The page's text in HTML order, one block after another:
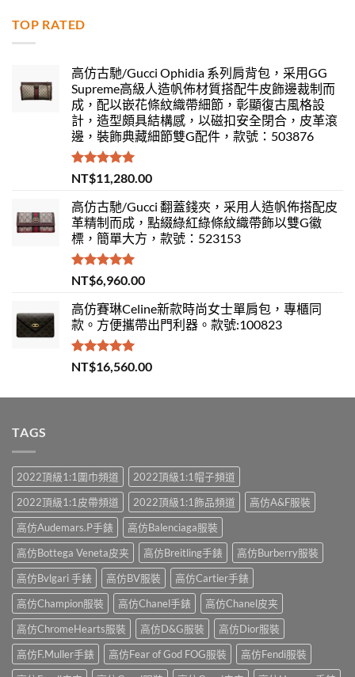
TOP RATED
高仿古馳/Gucci Ophidia 系列肩背包，采用GG
Supreme高級人造帆佈材質搭配牛皮飾邊裁制而
成，配以嵌花條紋織帶細節，彰顯復古風格設
計，造型頗具結構感，以磁扣安全閉合，皮革滾
邊，裝飾典藏細節雙G配件，款號：503876
評分5.00
滿分 5
NT$11,280.00
高仿古馳/Gucci 翻蓋錢夾，采用人造帆佈搭配皮
革精制而成，點綴綠紅綠條紋織帶飾以雙G徽
標，簡單大方，款號：523153
評分 5.00
滿分 5
NT$6,960.00
高仿賽琳Celine新款時尚女士單肩包，專櫃同
款。方便攜帶出門利器。款號:100823
評分5.00
滿分 5
NT$16,560.00
TAGS
2022頂級1:1圍巾頻道
2022頂級1:1帽子頻道
2022頂級1:1皮帶頻道
2022頂級1:1飾品頻道
高仿A&F服裝
高仿Audemars.P手錶
高仿Balenciaga服裝
高仿Bottega Veneta皮夹
高仿Breitling手錶
高仿Burberry服裝
高仿Bvlgari 手錶
高仿BV服裝
高仿Cartier手錶
高仿Champion服裝
高仿Chanel手錶
高仿Chanel皮夹
高仿ChromeHearts服裝
高仿D&G服裝
高仿Dior服裝
高仿F.Muller手錶
高仿Fear of God FOG服裝
高仿Fendi服裝